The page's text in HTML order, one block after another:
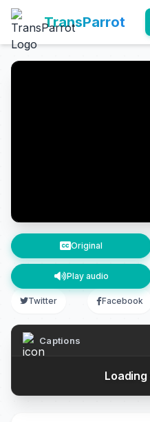
TransParrot
Original
Play audio
Twitter Facebook
Captions